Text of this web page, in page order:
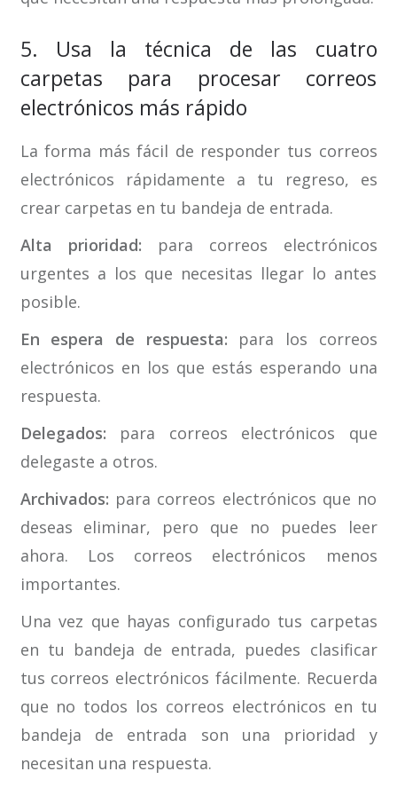
5. Usa la técnica de las cuatro
carpetas para procesar correos
electrónicos más rápido
La forma más fácil de responder tus correos
electrónicos rápidamente a tu regreso, es
crear carpetas en tu bandeja de entrada.
Alta prioridad: para correos electrónicos
urgentes a los que necesitas llegar lo antes
posible.
En espera de respuesta: para los correos
electrónicos en los que estás esperando una
respuesta.
Delegados: para correos electrónicos que
delegaste a otros.
Archivados: para correos electrónicos que no
deseas eliminar, pero que no puedes leer
ahora. Los correos electrónicos menos
importantes.
Una vez que hayas configurado tus carpetas
en tu bandeja de entrada, puedes clasificar
tus correos electrónicos fácilmente. Recuerda
que no todos los correos electrónicos en tu
bandeja de entrada son una prioridad y
necesitan una respuesta.